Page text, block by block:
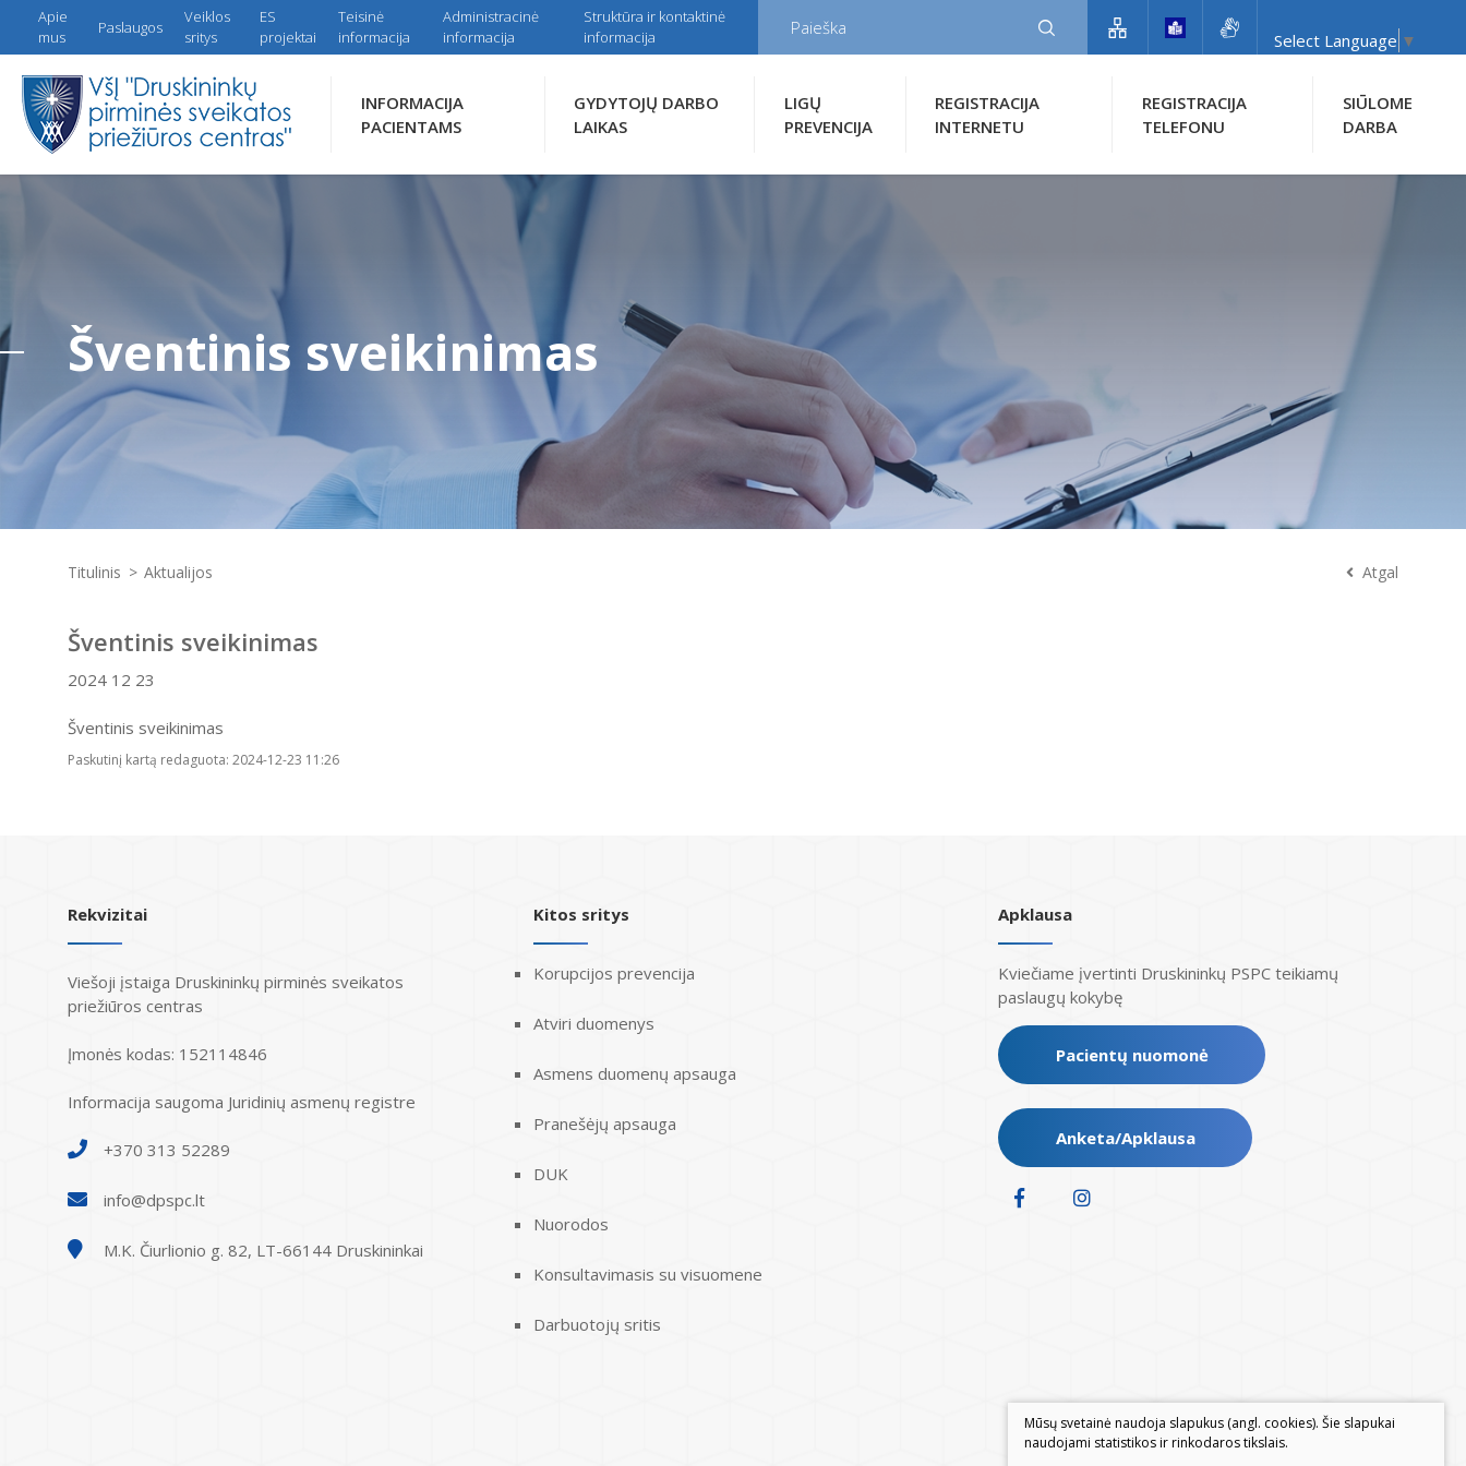
Apie
mus
Paslaugos
Veiklos
sritys
ES
projektai
Teisinė
informacija
Administracinė
informacija
Struktūra ir kontaktinė
informacija
Select Language ▼
INFORMACIJA
PACIENTAMS
GYDYTOJŲ DARBO
LAIKAS
LIGŲ
PREVENCIJA
REGISTRACIJA
INTERNETU
REGISTRACIJA
TELEFONU
SIŪLOME
DARBA
Šventinis sveikinimas
Titulinis Aktualijos Atgal
Šventinis sveikinimas
2024 12 23
Šventinis sveikinimas
Paskutinį kartą redaguota: 2024-12-23 11:26
Rekvizitai
Viešoji įstaiga Druskininkų pirminės sveikatos
priežiūros centras
Įmonės kodas: 152114846
Informacija saugoma Juridinių asmenų registre
+370 313 52289
info@dpspc.lt
M.K. Čiurlionio g. 82, LT-66144 Druskininkai
Kitos sritys
Korupcijos prevencija
Atviri duomenys
Asmens duomenų apsauga
Pranešėjų apsauga
DUK
Nuorodos
Konsultavimasis su visuomene
Darbuotojų sritis
Apklausa
Kviečiame įvertinti Druskininkų PSPC teikiamų
paslaugų kokybę
Pacientų nuomonė
Anketa/Apklausa
Mūsų svetainė naudoja slapukus (angl. cookies). Šie slapukai
naudojami statistikos ir rinkodaros tikslais.